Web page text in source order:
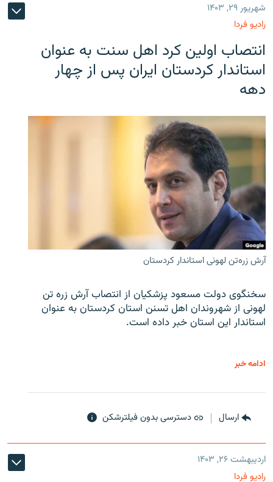
شهریور ۲۹, ۱۴۰۳
رادیو فردا
انتصاب اولین کرد اهل سنت به عنوان
استاندار کردستان ایران پس از چهار
دهه
آرش زره‌تن لهونی استاندار کردستان
سخنگوی دولت مسعود پزشکیان از انتصاب آرش زره تن
لهونی از شهروندان اهل تسنن استان کردستان به عنوان
استاندار این استان خبر داده است.
ادامه خبر
ارسال دسترسی بدون فیلترشکن
اردیبهشت ۲۶, ۱۴۰۳
رادیو فردا